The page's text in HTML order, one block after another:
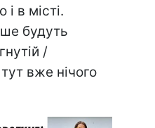
в місті.
будуть
/
вже нічого